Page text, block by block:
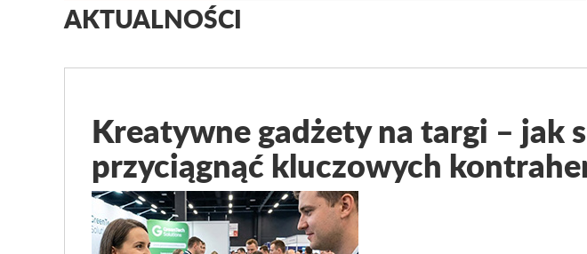
AKTUALNOŚCI
Kreatywne gadżety na targi – jak
przyciągnąć kluczowych